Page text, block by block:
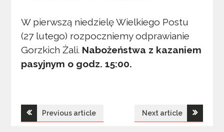
W pierwszą niedzielę Wielkiego Postu
(27 lutego) rozpoczniemy odprawianie
Gorzkich Żali. Nabożeństwa z kazaniem
pasyjnym o godz. 15:00.
Nawigacja
Previous article Next article